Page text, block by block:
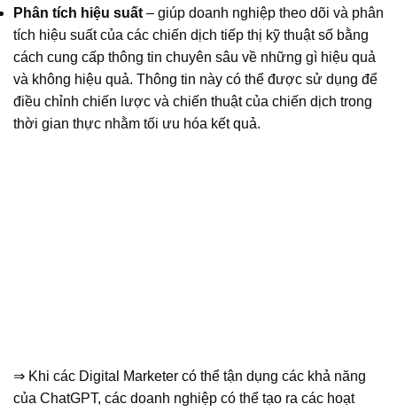
Phân tích hiệu suất – giúp doanh nghiệp theo dõi và phân
tích hiệu suất của các chiến dịch tiếp thị kỹ thuật số bằng
cách cung cấp thông tin chuyên sâu về những gì hiệu quả
và không hiệu quả. Thông tin này có thể được sử dụng để
điều chỉnh chiến lược và chiến thuật của chiến dịch trong
thời gian thực nhằm tối ưu hóa kết quả.
⇒ Khi các Digital Marketer có thể tận dụng các khả năng
của ChatGPT, các doanh nghiệp có thể tạo ra các hoạt